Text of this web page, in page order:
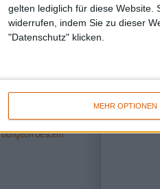
gelten lediglich für diese Website.
widerrufen, indem Sie zu dieser
"Datenschutz" klicken.
MEHR OPTIONEN
Torpor
Dungeon Descent